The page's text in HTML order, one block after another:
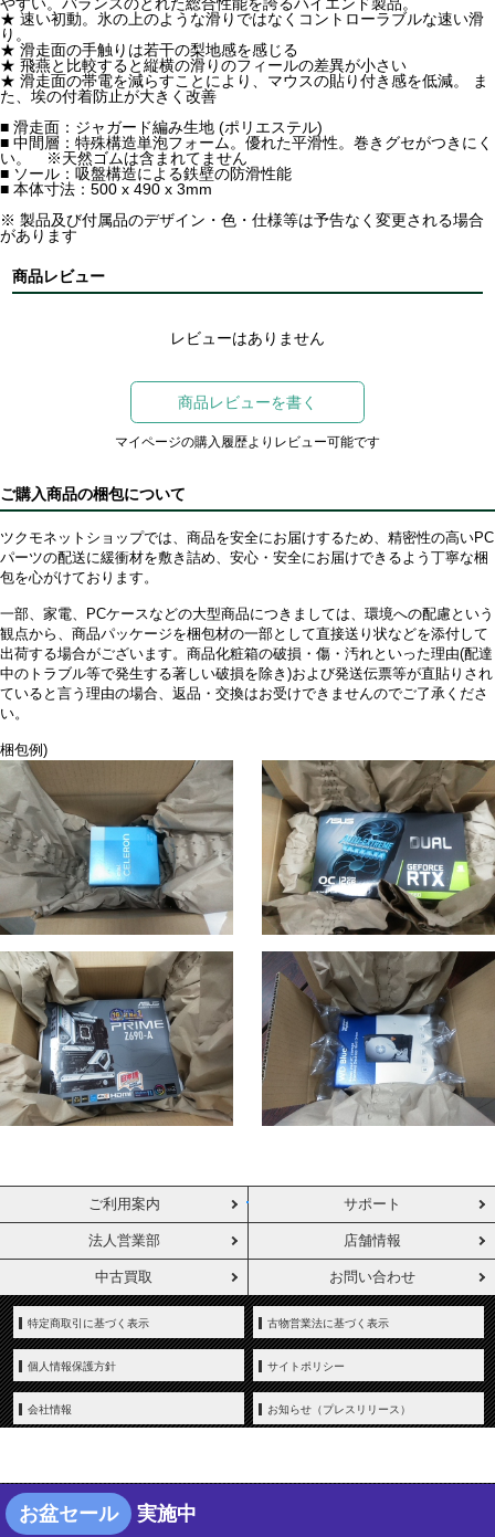
やすい。バランスのとれた総合性能を誇るハイエンド製品。
★ 速い初動。氷の上のような滑りではなくコントローラブルな速い滑
り。
★ 滑走面の手触りは若干の梨地感を感じる
★ 飛燕と比較すると縦横の滑りのフィールの差異が小さい
★ 滑走面の帯電を減らすことにより、マウスの貼り付き感を低減。 ま
た、埃の付着防止が大きく改善
■ 滑走面：ジャガード編み生地 (ポリエステル)
■ 中間層：特殊構造単泡フォーム。優れた平滑性。巻きグセがつきにく
い。 ※天然ゴムは含まれてません
■ ソール：吸盤構造による鉄壁の防滑性能
■ 本体寸法：500 x 490 x 3mm
※ 製品及び付属品のデザイン・色・仕様等は予告なく変更される場合
があります
商品レビュー
レビューはありません
商品レビューを書く
マイページの購入履歴よりレビュー可能です
ご購入商品の梱包について
ツクモネットショップでは、商品を安全にお届けするため、精密性の高いPC
パーツの配送に緩衝材を敷き詰め、安心・安全にお届けできるよう丁寧な梱
包を心がけております。
一部、家電、PCケースなどの大型商品につきましては、環境への配慮という
観点から、商品パッケージを梱包材の一部として直接送り状などを添付して
出荷する場合がございます。商品化粧箱の破損・傷・汚れといった理由(配達
中のトラブル等で発生する著しい破損を除き)および発送伝票等が直貼りされ
ていると言う理由の場合、返品・交換はお受けできませんのでご了承くださ
い。
梱包例)
ご利用案内 サポート
法人営業部 店舗情報
中古買取 お問い合わせ
特定商取引に基づく表示 古物営業法に基づく表示
個人情報保護方針 サイトポリシー
会社情報 お知らせ（プレスリリース）
お盆セール 実施中